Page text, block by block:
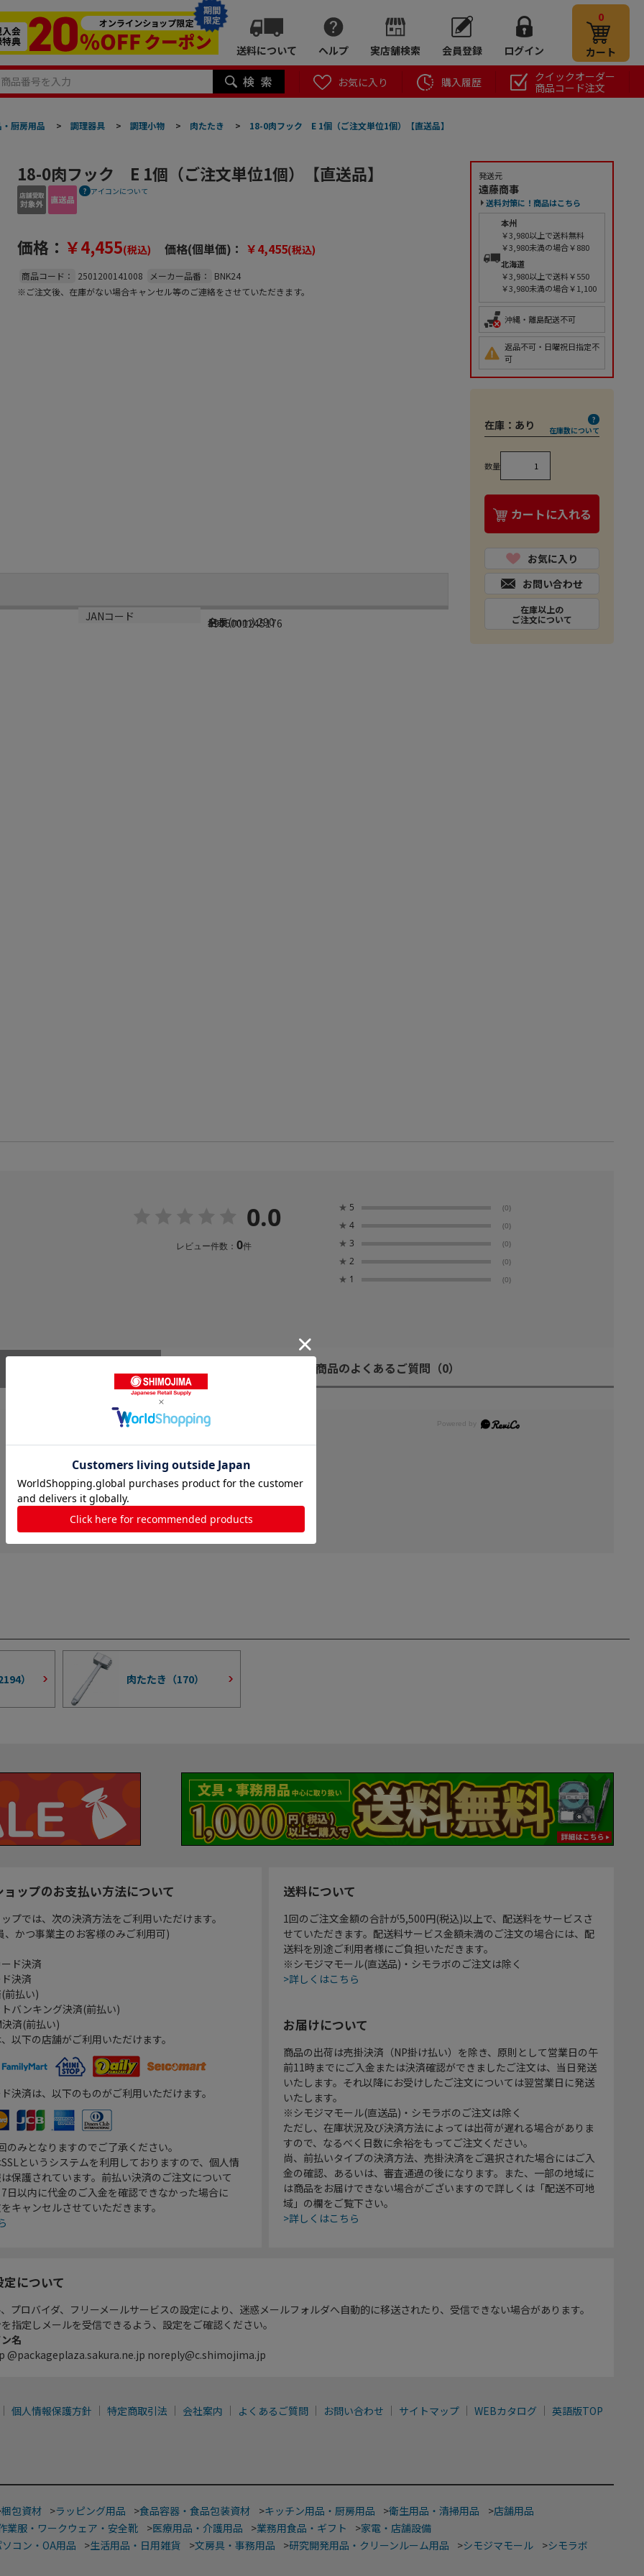
期間
限定
送料について ヘルプ 実店舗検索 会員登録 ログイン
0
カート
お気に入り 購入履歴
クイックオーダー
商品コード注文
厨房用品 > 調理器具 > 調理小物 > 肉たたき > 18-0肉フック E 1個（ご注文単位1個）【直送品】
18-0肉フック E 1個（ご注文単位1個）【直送品】
アイコンについて
価格： ￥4,455(税込) 価格(個単価)： ￥4,455(税込)
商品コード： 2501200141008 メーカー品番：
BNK24
※ご注文後、在庫がない場合キャンセル等のご連絡をさせていただきます。
サイズ
全長(mm):290
生産国
日本
JANコード
4905001245176
発送元
遠藤商事
送料対策に！商品はこちら
本州
￥3,980以上で送料無料
￥3,980未満の場合￥880
北海道
￥3,980以上で送料￥550
￥3,980未満の場合￥1,100
沖縄・離島配送不可
返品不可・日曜祝日指定不
可
在庫： あり 在庫数について
数量
カートに入れる
お気に入り
お問い合わせ
在庫以上の
ご注文について
0.0
レビュー件数： 0件
★ 5 (0)
★ 4 (0)
★ 3 (0)
★ 2 (0)
★ 1 (0)
商品のよくあるご質問 （0）
） 肉たたき（170）
ップのお支払い方法について
プでは、次の決済方法をご利用いただけます。
、かつ事業主のお客様のみご利用可)
ド決済
決済
前払い)
バンキング決済(前払い)
決済(前払い)
以下の店舗がご利用いただけます。
決済は、以下のものがご利用いただけます。
のみとなりますのでご了承ください。
というシステムを利用しておりますので、個人情
保護されています。前払い決済のご注文について
日以内に代金のご入金を確認できなかった場合に
キャンセルさせていただきます。
送料について
1回のご注文金額の合計が5,500円(税込)以上で、配送料をサービスさ
せていただきます。配送料サービス金額未満のご注文の場合には、配
送料を別途ご利用者様にご負担いただきます。
※シモジマモール(直送品)・シモラボのご注文は除く
>詳しくはこちら
お届けについて
商品の出荷は売掛決済（NP掛け払い）を除き、原則として営業日の午
前11時までにご入金または決済確認ができましたご注文は、当日発送
いたします。それ以降にお受けしたご注文については翌営業日に発送
いたします。
※シモジマモール(直送品)・シモラボのご注文は除く
ただし、在庫状況及び決済方法によっては出荷が遅れる場合がありま
すので、なるべく日数に余裕をもってご注文ください。
尚、前払いタイプの決済方法、売掛決済をご選択された場合にはご入
金の確認、あるいは、審査通過の後になります。また、一部の地域に
は商品をお届けできない場合がございますので詳しくは「配送不可地
域」の欄をご覧下さい。
>詳しくはこちら
について
プロバイダ、フリーメールサービスの設定により、迷惑メールフォルダへ自動的に移送されたり、受信できない場合があります。
指定しメールを受信できるよう、設定をご確認ください。
名
@packageplaza.sakura.ne.jp noreply@c.shimojima.jp
個人情報保護方針 特定商取引法 会社案内 よくあるご質問 お問い合わせ サイトマップ WEBカタログ 英語版TOP
梱包資材 >ラッピング用品 >食品容器・食品包装資材 >キッチン用品・厨房用品 >衛生用品・清掃用品 >店舗用品
業服・ワークウェア・安全靴 >医療用品・介護用品 >業務用食品・ギフト >家電・店舗設備
コン・OA用品 >生活用品・日用雑貨 >文房具・事務用品 >研究開発用品・クリーンルーム用品 >シモジマモール >シモラボ